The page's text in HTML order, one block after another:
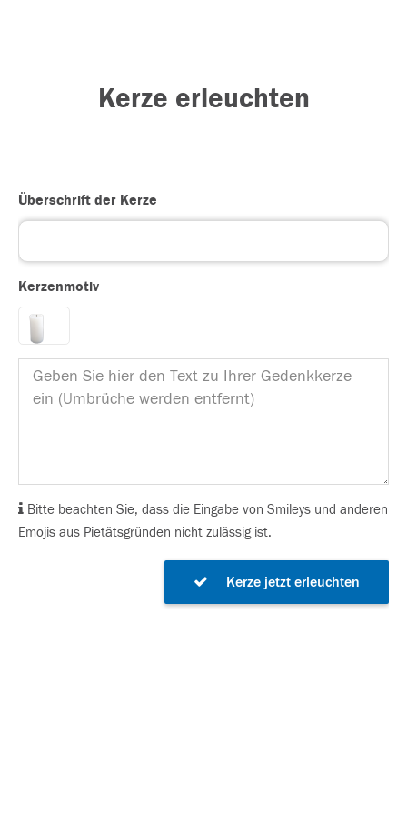
Kerze erleuchten
Überschrift der Kerze
Kerzenmotiv
Bitte beachten Sie, dass die Eingabe von Smileys und anderen
Emojis aus Pietätsgründen nicht zulässig ist.
Kerze jetzt erleuchten